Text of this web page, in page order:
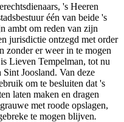
's Heeren
één van beide 's
ambt om reden van zijn
jurisdictie ontzegd met order
zonder er weer in te mogen
Lieven Tempelman, tot nu
Sint Joosland. Van deze
om te besluiten dat 's
laten maken en dragen
met roode opslagen,
te mogen blijven.